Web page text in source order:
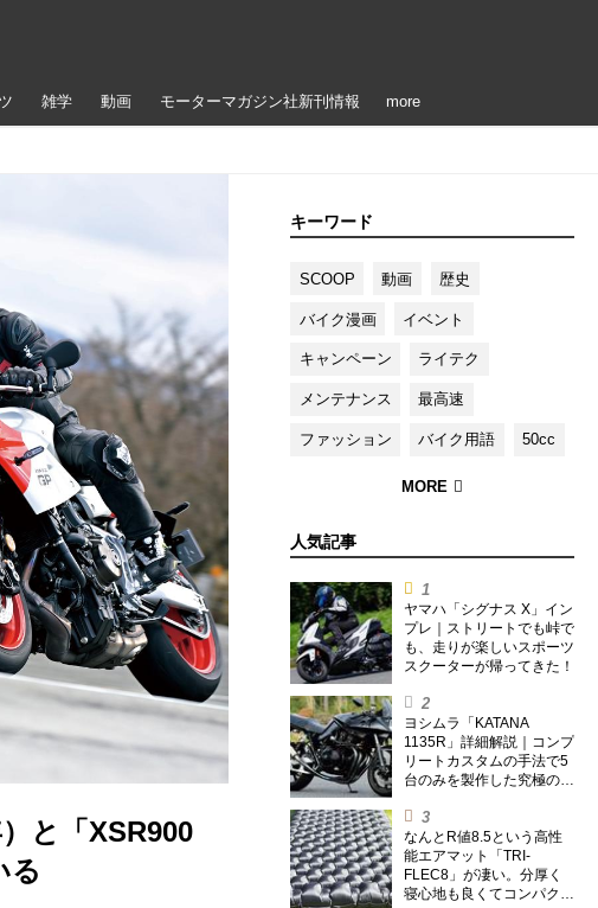
雑学 動画 モーターマガジン社新刊情報 more
と「XSR900
る
キーワード
SCOOP 動画 歴史
バイク漫画 イベント
キャンペーン ライテク
メンテナンス 最高速
ファッション バイク用語 50cc
人気記事
ヤマハ「シグナス X」イン
プレ｜ストリートでも峠で
も、走りが楽しいスポーツ
スクーターが帰ってきた！
ヨシムラ「KATANA
1135R」詳細解説｜コンプ
リートカスタムの手法で5
台のみを製作した究極の銘
なんとR値8.5という高性
能エアマット「TRI-
FLEC8」が凄い。分厚く
寝心地も良くてコンパクト